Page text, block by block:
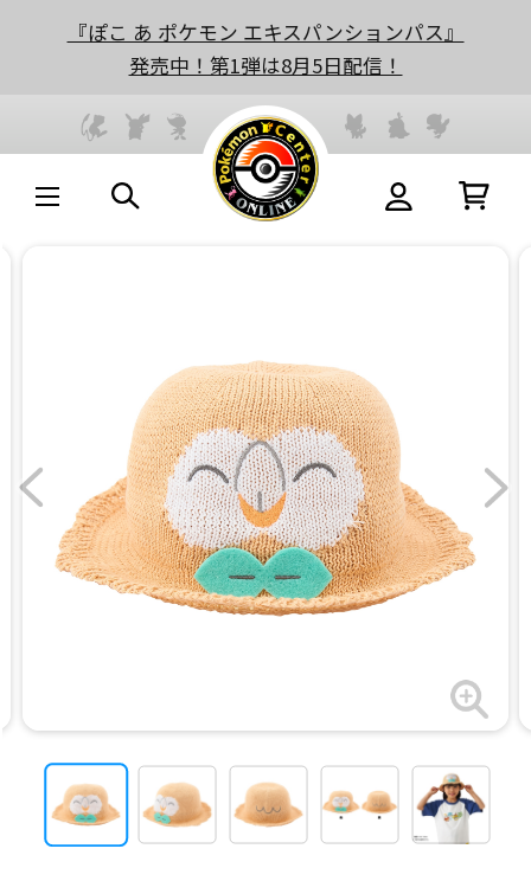
『ぽこ あ ポケモン エキスパンションパス』
発売中！第1弾は8月5日配信！